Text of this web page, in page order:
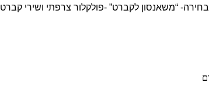
בחירה- “משאנסון לקברט” -פולקלור צרפתי ושירי קברט